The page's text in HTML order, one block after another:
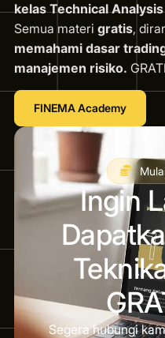
kelas Technical
Semua materi gratis,
memahami dasar
manajemen risiko.
FINEMA Academy
Ingin
Segera hubungi